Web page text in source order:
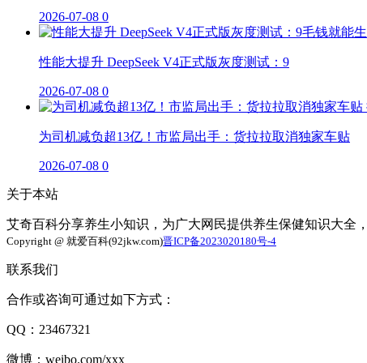
2026-07-08 0
性能大提升 DeepSeek V4正式版灰度测试：9
2026-07-08 0
为司机减负超13亿！市监局出手：货拉拉取消独家车贴
2026-07-08 0
关于本站
艾奇百科分享养生小知识，为广大网民提供养生保健知识大全
Copyright @ 就爱百科(92jkw.com)晋ICP备2023020180号-4
联系我们
合作或咨询可通过如下方式：
QQ：23467321
微博：weibo.com/xxx